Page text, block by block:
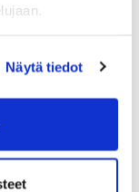
Näytä tiedot